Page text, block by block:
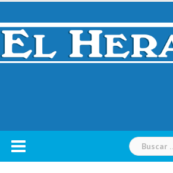
Skip
content
Buscar: